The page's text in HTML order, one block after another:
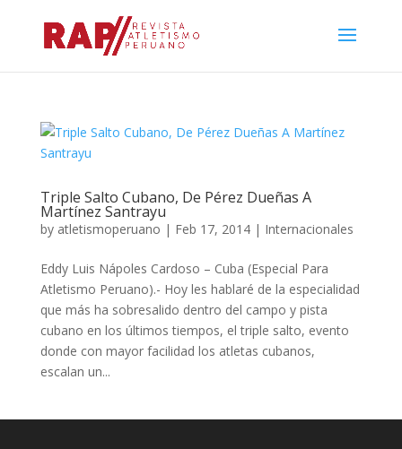
Triple Salto Cubano, De Pérez Dueñas A
Martínez Santrayu
by atletismoperuano | Feb 17, 2014| Internacionales
Eddy Luis Nápoles Cardoso – Cuba (Especial Para
Atletismo Peruano).- Hoy les hablaré de la especialidad
que más ha sobresalido dentro del campo y pista
cubano en los últimos tiempos, el triple salto, evento
donde con mayor facilidad los atletas cubanos,
escalan un...